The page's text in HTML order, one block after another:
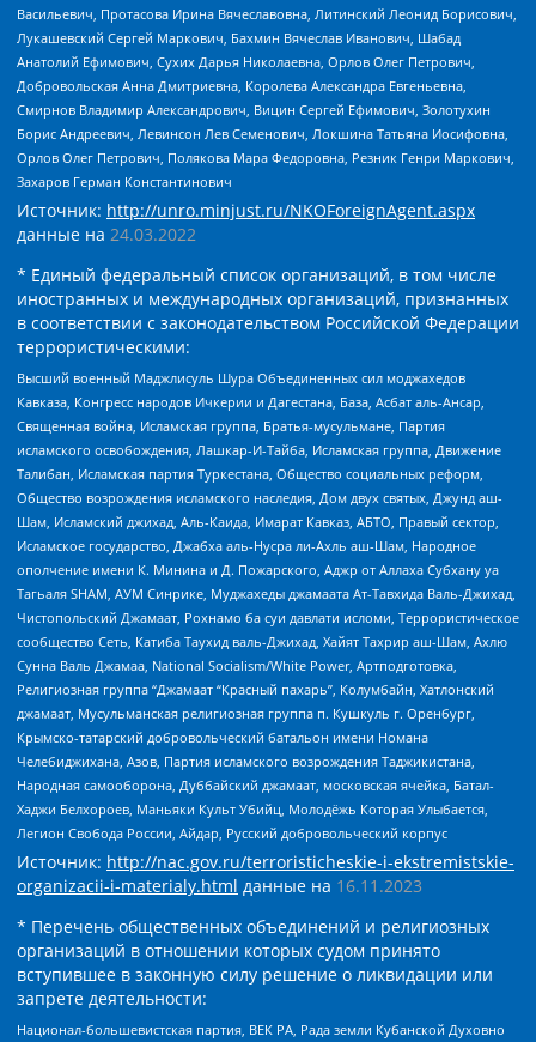
Васильевич, Протасова Ирина Вячеславовна, Литинский Леонид Борисович,
Лукашевский Сергей Маркович, Бахмин Вячеслав Иванович, Шабад
Анатолий Ефимович, Сухих Дарья Николаевна, Орлов Олег Петрович,
Добровольская Анна Дмитриевна, Королева Александра Евгеньевна,
Смирнов Владимир Александрович, Вицин Сергей Ефимович, Золотухин
Борис Андреевич, Левинсон Лев Семенович, Локшина Татьяна Иосифовна,
Орлов Олег Петрович, Полякова Мара Федоровна, Резник Генри Маркович,
Захаров Герман Константинович
Источник: http://unro.minjust.ru/NKOForeignAgent.aspx
данные на 24.03.2022
* Единый федеральный список организаций, в том числе
иностранных и международных организаций, признанных
в соответствии с законодательством Российской Федерации
террористическими:
Высший военный Маджлисуль Шура Объединенных сил моджахедов
Кавказа, Конгресс народов Ичкерии и Дагестана, База, Асбат аль-Ансар,
Священная война, Исламская группа, Братья-мусульмане, Партия
исламского освобождения, Лашкар-И-Тайба, Исламская группа, Движение
Талибан, Исламская партия Туркестана, Общество социальных реформ,
Общество возрождения исламского наследия, Дом двух святых, Джунд аш-
Шам, Исламский джихад, Аль-Каида, Имарат Кавказ, АБТО, Правый сектор,
Исламское государство, Джабха аль-Нусра ли-Ахль аш-Шам, Народное
ополчение имени К. Минина и Д. Пожарского, Аджр от Аллаха Субхану уа
Тагьаля SHAM, АУМ Синрике, Муджахеды джамаата Ат-Тавхида Валь-Джихад,
Чистопольский Джамаат, Рохнамо ба суи давлати исломи, Террористическое
сообщество Сеть, Катиба Таухид валь-Джихад, Хайят Тахрир аш-Шам, Ахлю
Сунна Валь Джамаа, National Socialism/White Power, Артподготовка,
Религиозная группа “Джамаат “Красный пахарь”, Колумбайн, Хатлонский
джамаат, Мусульманская религиозная группа п. Кушкуль г. Оренбург,
Крымско-татарский добровольческий батальон имени Номана
Челебиджихана, Азов, Партия исламского возрождения Таджикистана,
Народная самооборона, Дуббайский джамаат, московская ячейка, Батал-
Хаджи Белхороев, Маньяки Культ Убийц, Молодёжь Которая Улыбается,
Легион Свобода России, Айдар, Русский добровольческий корпус
Источник: http://nac.gov.ru/terroristicheskie-i-ekstremistskie-
organizacii-i-materialy.html данные на 16.11.2023
* Перечень общественных объединений и религиозных
организаций в отношении которых судом принято
вступившее в законную силу решение о ликвидации или
запрете деятельности:
Национал-большевистская партия, ВЕК РА, Рада земли Кубанской Духовно